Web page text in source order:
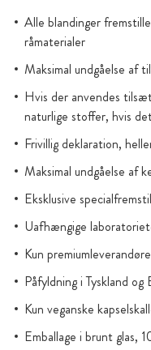
Alle blandinger
råmaterialer
Maksimal undgåelse af
Hvis der anvendes
naturlige stoffer, hvis
Frivillig deklaration,
Maksimal undgåelse af
Eksklusive
Uafhængige
Kun
Påfyldning i Tyskland
Kun veganske
Emballage i brunt glas,